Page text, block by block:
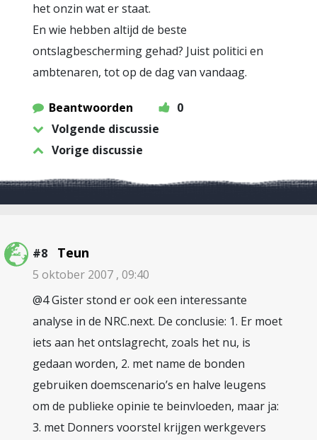
het onzin wat er staat.
En wie hebben altijd de beste
ontslagbescherming gehad? Juist politici en
ambtenaren, tot op de dag van vandaag.
Beantwoorden
0
Volgende discussie
Vorige discussie
#8 Teun
5 oktober 2007 , 09:40
@4 Gister stond er ook een interessante
analyse in de NRC.next. De conclusie: 1. Er moet
iets aan het ontslagrecht, zoals het nu, is
gedaan worden, 2. met name de bonden
gebruiken doemscenario’s en halve leugens
om de publieke opinie te beinvloeden, maar ja:
3. met Donners voorstel krijgen werkgevers